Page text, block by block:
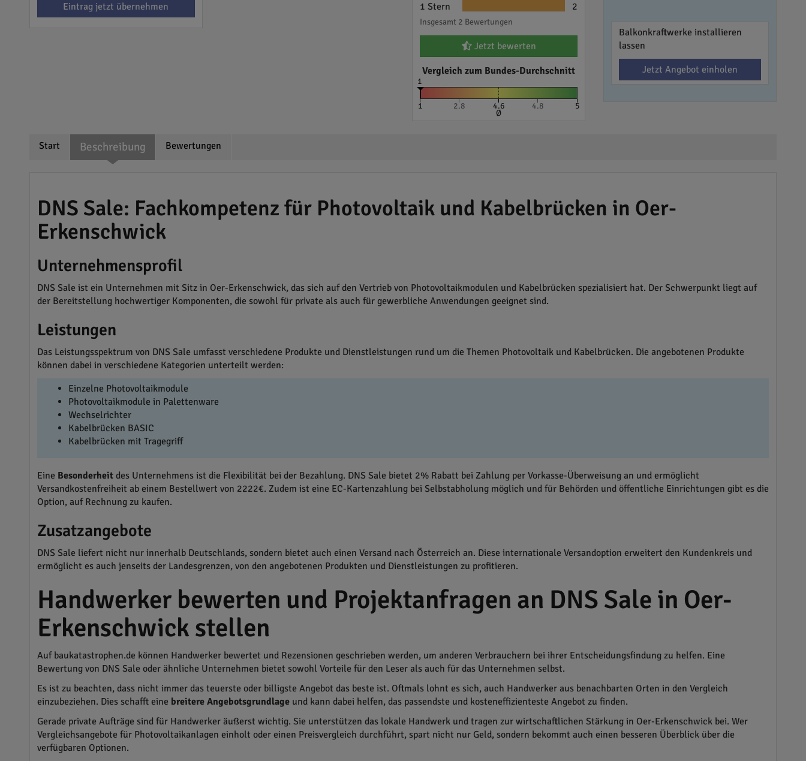
Eintrag jetzt übernehmen
1 Stern
2
Insgesamt 2 Bewertungen
Jetzt bewerten
Vergleich zum Bundes-Durchschnitt
1
1 2.8 4.6
Ø
4.8 5
Balkonkraftwerke installieren
lassen
Jetzt Angebot einholen
Start Beschreibung Bewertungen
DNS Sale: Fachkompetenz für Photovoltaik und Kabelbrücken in Oer-
Erkenschwick
Unternehmensprofil
DNS Sale ist ein Unternehmen mit Sitz in Oer-Erkenschwick, das sich auf den Vertrieb von Photovoltaikmodulen und Kabelbrücken spezialisiert hat. Der Schwerpunkt liegt auf
der Bereitstellung hochwertiger Komponenten, die sowohl für private als auch für gewerbliche Anwendungen geeignet sind.
Leistungen
Das Leistungsspektrum von DNS Sale umfasst verschiedene Produkte und Dienstleistungen rund um die Themen Photovoltaik und Kabelbrücken. Die angebotenen Produkte
können dabei in verschiedene Kategorien unterteilt werden:
Einzelne Photovoltaikmodule
Photovoltaikmodule in Palettenware
Wechselrichter
Kabelbrücken BASIC
Kabelbrücken mit Tragegriff
Eine Besonderheitdes Unternehmens ist die Flexibilität bei der Bezahlung. DNS Sale bietet 2% Rabatt bei Zahlung per Vorkasse-Überweisung an und ermöglicht
Versandkostenfreiheit ab einem Bestellwert von 2222€. Zudem ist eine EC-Kartenzahlung bei Selbstabholung möglich und für Behörden und öffentliche Einrichtungen gibt es die
Option, auf Rechnung zu kaufen.
Zusatzangebote
DNS Sale liefert nicht nur innerhalb Deutschlands, sondern bietet auch einen Versand nach Österreich an. Diese internationale Versandoption erweitert den Kundenkreis und
ermöglicht es auch jenseits der Landesgrenzen, von den angebotenen Produkten und Dienstleistungen zu profitieren.
Handwerker bewerten und Projektanfragen an DNS Sale in Oer-
Erkenschwick stellen
Auf baukatastrophen.de können Handwerker bewertet und Rezensionen geschrieben werden, um anderen Verbrauchern bei ihrer Entscheidungsfindung zu helfen. Eine
Bewertung von DNS Sale oder ähnliche Unternehmen bietet sowohl Vorteile für den Leser als auch für das Unternehmen selbst.
Es ist zu beachten, dass nicht immer das teuerste oder billigste Angebot das beste ist. Oftmals lohnt es sich, auch Handwerker aus benachbarten Orten in den Vergleich
einzubeziehen. Dies schafft eine breitere Angebotsgrundlageund kann dabei helfen, das passendste und kosteneffizienteste Angebot zu finden.
Gerade private Aufträge sind für Handwerker äußerst wichtig. Sie unterstützen das lokale Handwerk und tragen zur wirtschaftlichen Stärkung in Oer-Erkenschwick bei. Wer
Vergleichsangebote für Photovoltaikanlagen einholt oder einen Preisvergleich durchführt, spart nicht nur Geld, sondern bekommt auch einen besseren Überblick über die
verfügbaren Optionen.